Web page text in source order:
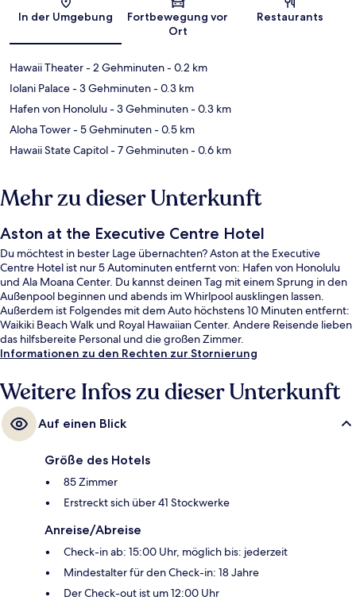
Karte
In der Umgebung
Fortbewegung vor
Ort
Restaurants
Hawaii Theater- 2 Gehminuten- 0.2 km
Iolani Palace- 3 Gehminuten- 0.3 km
Hafen von Honolulu- 3 Gehminuten- 0.3 km
Aloha Tower- 5 Gehminuten- 0.5 km
Hawaii State Capitol- 7 Gehminuten- 0.6 km
Mehr zu dieser Unterkunft
Aston at the Executive Centre Hotel
Du möchtest in bester Lage übernachten? Aston at the Executive
Centre Hotel ist nur 5 Autominuten entfernt von: Hafen von Honolulu
und Ala Moana Center. Du kannst deinen Tag mit einem Sprung in den
Außenpool beginnen und abends im Whirlpool ausklingen lassen.
Außerdem ist Folgendes mit dem Auto höchstens 10 Minuten entfernt:
Waikiki Beach Walk und Royal Hawaiian Center. Andere Reisende lieben
das hilfsbereite Personal und die großen Zimmer.
Informationen zu den Rechten zur Stornierung
Weitere Infos zu dieser Unterkunft
Auf einen Blick
Größe des Hotels
85 Zimmer
Erstreckt sich über 41 Stockwerke
Anreise/Abreise
Check-in ab: 15:00 Uhr, möglich bis: jederzeit
Mindestalter für den Check-in: 18 Jahre
Der Check-out ist um 12:00 Uhr